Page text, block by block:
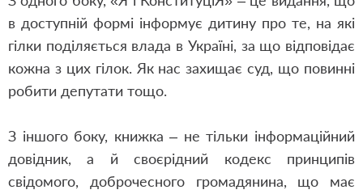
в доступній формі інформує дитину про те, на які
гілки поділяється влада в Україні, за що відповідає
кожна з цих гілок. Як нас захищає суд, що повинні
робити депутати тощо.
З іншого боку, книжка – не тільки інформаційний
довідник, а й своєрідний кодекс принципів
свідомого, доброчесного громадянина, що має